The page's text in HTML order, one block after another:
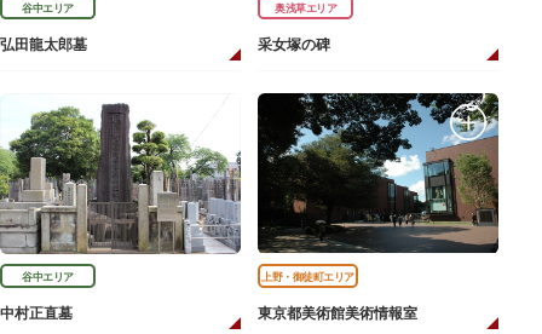
谷中エリア
弘田龍太郎墓
奥浅草エリア
采女塚の碑
谷中エリア
中村正直墓
上野・御徒町エリア
東京都美術館美術情報室